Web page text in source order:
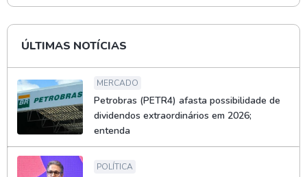
ÚLTIMAS NOTÍCIAS
MERCADO
Petrobras (PETR4) afasta possibilidade de
dividendos extraordinários em 2026;
entenda
POLÍTICA